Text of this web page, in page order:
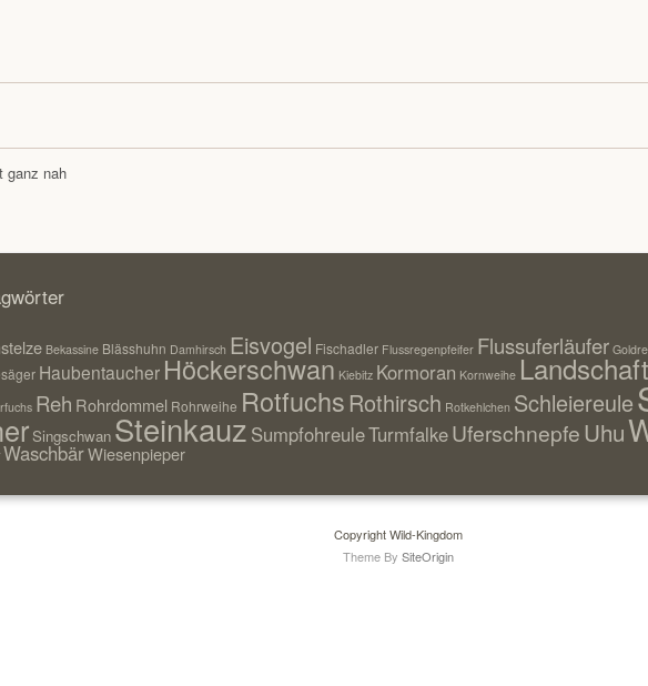
ganz nah
Bekassine Blässhuhn Damhirsch Eisvogel Fischadler Flussregenpfeifer Flussuferläufer
Haubentaucher Höckerschwan Kiebitz Kormoran Kornweihe Landschaft
Reh Rohrdommel Rohrweihe Rotfuchs Rothirsch Rotkehlchen Schleiereule
Singschwan Steinkauz SumpfohreuleTurmfalkeUferschnepfeUhu
WaschbärWiesenpieper
Copyright Wild-Kingdom
Theme By SiteOrigin